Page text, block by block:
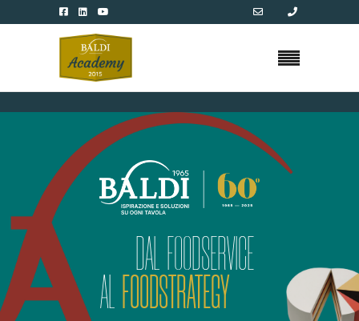
— DAL FOODSERVICE
ALFOODSTRATEGY